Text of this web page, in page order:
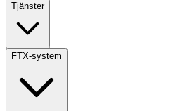
Tjänster
FTX-system